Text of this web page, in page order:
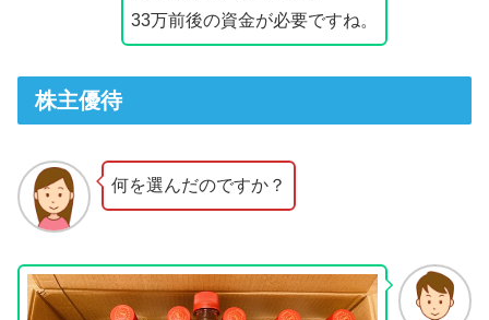
33万前後の資金が必要ですね。
株主優待
何を選んだのですか？